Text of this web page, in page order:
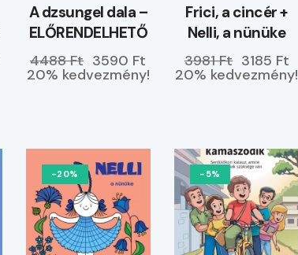
A dzsungel dala –
ELŐRENDELHETŐ
4488 Ft 3590 Ft
20% kedvezmény!
Frici, a cincér +
Nelli, a nünüke
3981 Ft 3185 Ft
20% kedvezmény!
-20% -5%